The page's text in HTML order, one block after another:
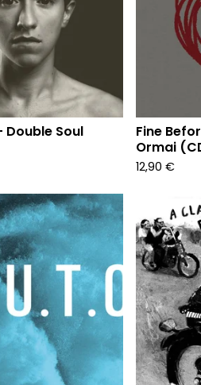
Double Soul
Fine
Ormai
12,90 €